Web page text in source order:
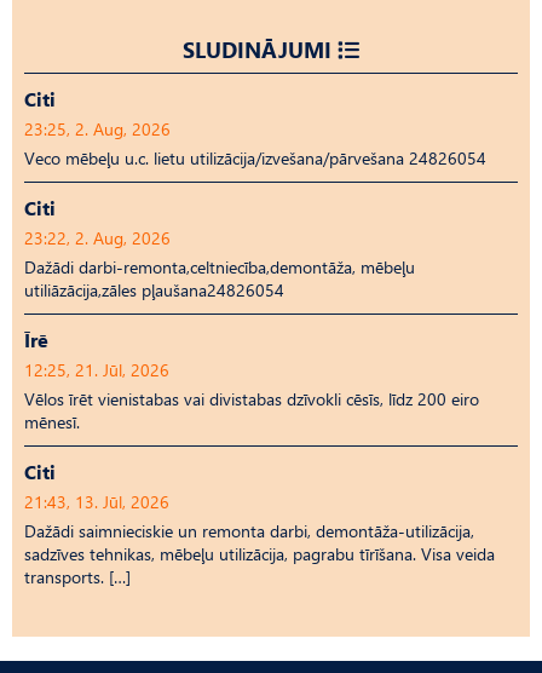
SLUDINĀJUMI
Citi
23:25, 2. Aug, 2026
Veco mēbeļu u.c. lietu utilizācija/izvešana/pārvešana 24826054
Citi
23:22, 2. Aug, 2026
Dažādi darbi-remonta,celtniecība,demontāža, mēbeļu
utiliāzācija,zāles pļaušana24826054
Īrē
12:25, 21. Jūl, 2026
Vēlos īrēt vienistabas vai divistabas dzīvokli cēsīs, līdz 200 eiro
mēnesī.
Citi
21:43, 13. Jūl, 2026
Dažādi saimnieciskie un remonta darbi, demontāža-utilizācija,
sadzīves tehnikas, mēbeļu utilizācija, pagrabu tīrīšana. Visa veida
transports. […]